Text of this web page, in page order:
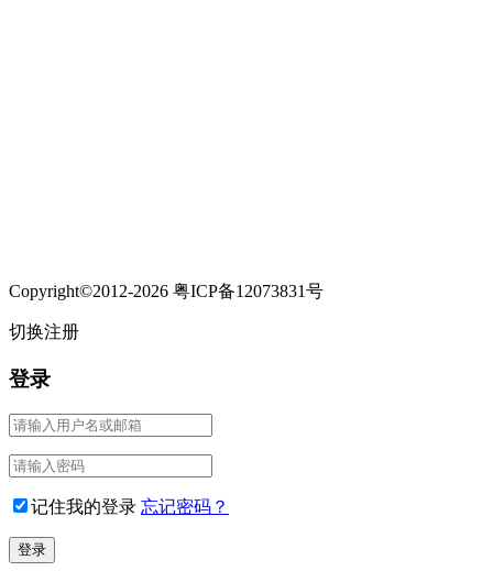
Copyright©2012-2026 粤ICP备12073831号
切换注册
登录
记住我的登录 忘记密码？